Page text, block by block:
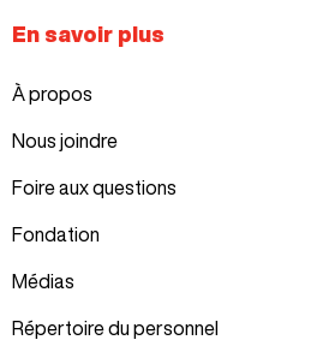
En savoir plus
À propos
Nous joindre
Foire aux questions
Fondation
Médias
Répertoire du personnel